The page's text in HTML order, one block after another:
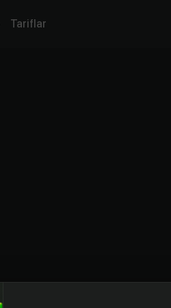
Tariflar